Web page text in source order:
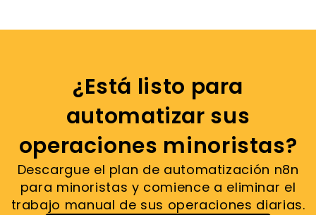
¿Está listo para
automatizar sus
operaciones minoristas?
Descargue el plan de automatización n8n
para minoristas y comience a eliminar el
trabajo manual de sus operaciones diarias.